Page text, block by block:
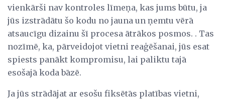
vienkārši nav kontroles līmeņa, kas jums būtu, ja
jūs izstrādātu šo kodu no jauna un ņemtu vērā
atsaucīgu dizainu šī procesa ātrākos posmos. . Tas
nozīmē, ka, pārveidojot vietni reaģēšanai, jūs esat
spiests panākt kompromisu, lai paliktu tajā
esošajā koda bāzē.
Ja jūs strādājat ar esošu fiksētās platības vietni,